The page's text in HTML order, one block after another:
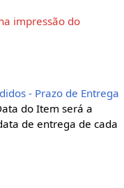
impressão do
- Prazo de Entrega
do Item será a
de entrega de cada